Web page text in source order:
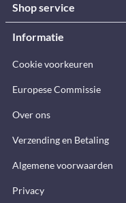
Shop service
Informatie
Cookie voorkeuren
Europese Commissie
Over ons
Verzending en Betaling
Algemene voorwaarden
Privacy